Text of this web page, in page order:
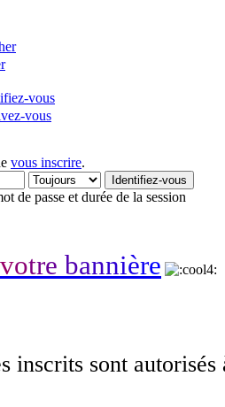
vous
vous
vous inscrire.
de passe et durée de la session
votre bannière
inscrits sont autorisés